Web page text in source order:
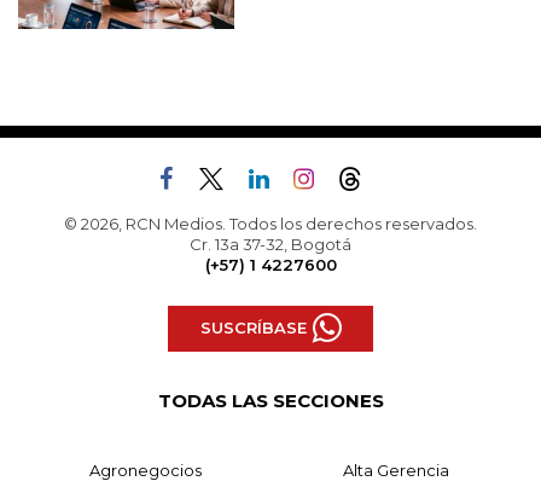
© 2026, RCN Medios. Todos los derechos reservados.
Cr. 13a 37-32, Bogotá
(+57) 1 4227600
SUSCRÍBASE
TODAS LAS SECCIONES
Agronegocios Alta Gerencia